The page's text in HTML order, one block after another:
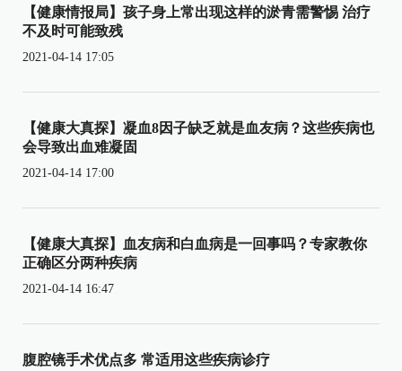
【健康情报局】孩子身上常出现这样的淤青需警惕 治疗
不及时可能致残
2021-04-14 17:05
【健康大真探】凝血8因子缺乏就是血友病？这些疾病也
会导致出血难凝固
2021-04-14 17:00
【健康大真探】血友病和白血病是一回事吗？专家教你
正确区分两种疾病
2021-04-14 16:47
腹腔镜手术优点多 常适用这些疾病诊疗